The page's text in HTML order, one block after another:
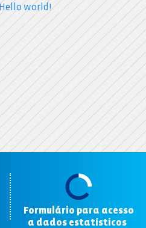
Hello world!
Formulário para acesso
a dados estatísticos